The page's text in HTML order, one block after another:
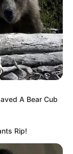
A Bear Cub
Rip!